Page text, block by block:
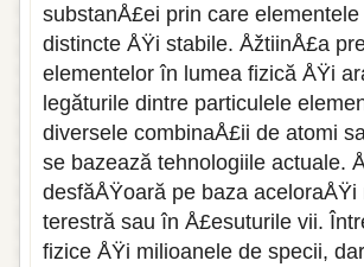
substanÅ£ei prin care
distincte ÅŸi stabile. ÅžtiinÅ£a
elementelor în lumea fizică ÅŸi
legăturile dintre particulele
diversele combinaÅ£ii de atomi
se bazează tehnologiile actuale.
desfăÅŸoară pe baza
terestră sau în Å£esuturile vii.
fizice ÅŸi milioanele de specii,